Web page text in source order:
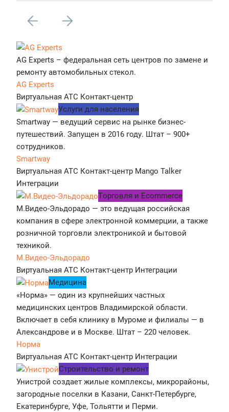
AG Experts – федеральная сеть центров по замене и
ремонту автомобильных стекол.
AG Experts
Виртуальная АТС Контакт-центр
Услуги для населения
Smartway — ведущий сервис на рынке бизнес-
путешествий. Запущен в 2016 году. Штат – 900+
сотрудников.
Smartway
Виртуальная АТС Контакт-центр Mango Talker
Интеграции
Tорговля и Ecommerce
М.Видео-Эльдорадо — это ведущая российская
компания в сфере электронной коммерции, а также
розничной торговли электроникой и бытовой
техникой.
М.Видео-Эльдорадо
Виртуальная АТС Контакт-центр Интеграции
Медицина
«Норма» — один из крупнейших частных
медицинских центров Владимирской области.
Включает в себя клинику в Муроме и филиалы — в
Александрове и в Москве. Штат – 220 человек.
Норма
Виртуальная АТС Контакт-центр Интеграции
Строительство и ремонт
Унистрой создает жилые комплексы, микрорайоны,
загородные поселки в Казани, Санкт-Петербурге,
Екатеринбурге, Уфе, Тольятти и Перми.